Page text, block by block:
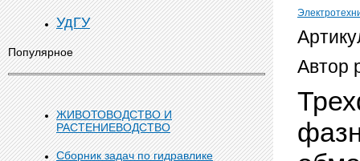
УдГУ
Популярное
ЖИВОТОВОДСТВО И
РАСТЕНИЕВОДСТВО
Сборник задач по гидравлике
Автор